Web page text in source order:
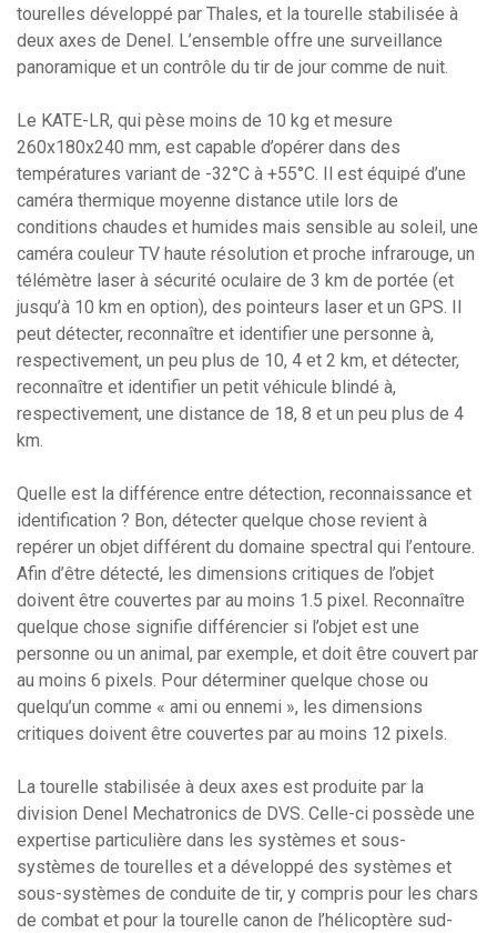
tourelles développé par Thales, et la tourelle stabilisée à
deux axes de Denel. L’ensemble offre une surveillance
panoramique et un contrôle du tir de jour comme de nuit.
Le KATE-LR, qui pèse moins de 10 kg et mesure
260x180x240 mm, est capable d’opérer dans des
températures variant de -32°C à +55°C. Il est équipé d’une
caméra thermique moyenne distance utile lors de
conditions chaudes et humides mais sensible au soleil, une
caméra couleur TV haute résolution et proche infrarouge, un
télémètre laser à sécurité oculaire de 3 km de portée (et
jusqu’à 10 km en option), des pointeurs laser et un GPS. Il
peut détecter, reconnaître et identifier une personne à,
respectivement, un peu plus de 10, 4 et 2 km, et détecter,
reconnaître et identifier un petit véhicule blindé à,
respectivement, une distance de 18, 8 et un peu plus de 4
km.
Quelle est la différence entre détection, reconnaissance et
identification ? Bon, détecter quelque chose revient à
repérer un objet différent du domaine spectral qui l’entoure.
Afin d’être détecté, les dimensions critiques de l’objet
doivent être couvertes par au moins 1.5 pixel. Reconnaître
quelque chose signifie différencier si l’objet est une
personne ou un animal, par exemple, et doit être couvert par
au moins 6 pixels. Pour déterminer quelque chose ou
quelqu’un comme « ami ou ennemi », les dimensions
critiques doivent être couvertes par au moins 12 pixels.
La tourelle stabilisée à deux axes est produite par la
division Denel Mechatronics de DVS. Celle-ci possède une
expertise particulière dans les systèmes et sous-
systèmes de tourelles et a développé des systèmes et
sous-systèmes de conduite de tir, y compris pour les chars
de combat et pour la tourelle canon de l’hélicoptère sud-